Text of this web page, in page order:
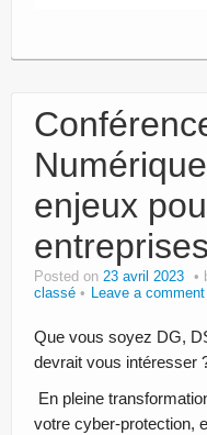
enjeux
entreprises
Posted on 23 avril 2023
classé
Leave a comment
Que vous soyez DG,
devrait vous intéresser
En pleine
votre cyber-protection,